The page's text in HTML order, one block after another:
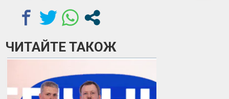
ЧИТАЙТЕ ТАКОЖ